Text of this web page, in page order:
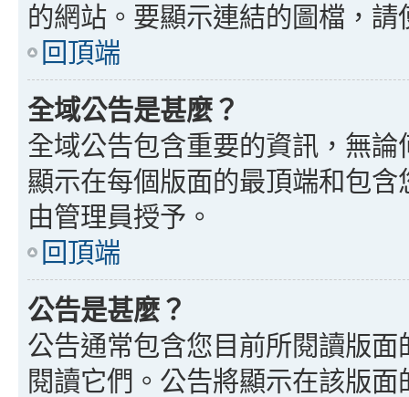
的網站。要顯示連結的圖檔，
回頂端
全域公告是甚麼？
全域公告包含重要的資訊，無
顯示在每個版面的最頂端和包
由管理員授予。
回頂端
公告是甚麼？
公告通常包含您目前所閱讀版
閱讀它們。公告將顯示在該版